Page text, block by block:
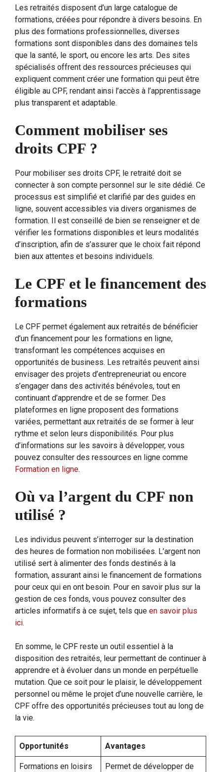
Les retraités disposent d’un large catalogue de
formations, créées pour répondre à divers besoins. En
plus des formations professionnelles, diverses
formations sont disponibles dans des domaines tels
que la santé, le sport, ou encore les arts. Des sites
spécialisés offrent des ressources précieuses qui
expliquent comment créer une formation qui peut être
éligible au CPF, rendant ainsi l’accès à l’apprentissage
plus transparent et adaptable.
Comment mobiliser ses
droits CPF ?
Pour mobiliser ses droits CPF, le retraité doit se
connecter à son compte personnel sur le site dédié. Ce
processus est simplifié et clarifié par des guides en
ligne, souvent accessibles via divers organismes de
formation. Il est conseillé de bien se renseigner et de
vérifier les formations disponibles et leurs modalités
d’inscription, afin de s’assurer que le choix fait répond
bien aux attentes et besoins individuels.
Le CPF et le financement des
formations
Le CPF permet également aux retraités de bénéficier
d’un financement pour les formations en ligne,
transformant les compétences acquises en
opportunités de business. Les retraités peuvent ainsi
envisager des projets d’entrepreneuriat ou encore
s’engager dans des activités bénévoles, tout en
continuant d’apprendre et de se former. Des
plateformes en ligne proposent des formations
variées, permettant aux retraités de se former à leur
rythme et selon leurs disponibilités. Pour plus
d’informations sur les savoirs à développer, vous
pouvez consulter des ressources en ligne comme
Formation en ligne.
Où va l’argent du CPF non
utilisé ?
Les individus peuvent s’interroger sur la destination
des heures de formation non mobilisées. L’argent non
utilisé sert à alimenter des fonds destinés à la
formation, assurant ainsi le financement de formations
pour ceux qui en ont besoin. Pour en savoir plus sur la
gestion de ces fonds, vous pouvez consulter des
articles informatifs à ce sujet, tels que en savoir plus
ici.
En somme, le CPF reste un outil essentiel à la
disposition des retraités, leur permettant de continuer à
apprendre et à évoluer dans un monde en perpétuelle
mutation. Que ce soit pour le plaisir, le développement
personnel ou même le projet d’une nouvelle carrière, le
CPF offre des opportunités précieuses tout au long de
la vie.
Opportunités Avantages
Formations en loisirs Permet de développer de